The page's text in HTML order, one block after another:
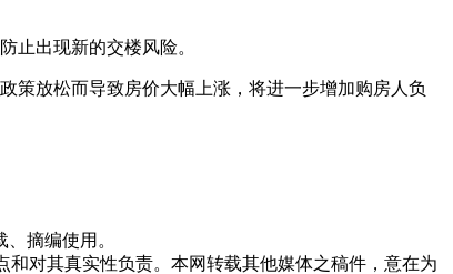
出现新的交楼风险。
放松而导致房价大幅上涨，将进一步增加购房人负
摘编使用。
对其真实性负责。本网转载其他媒体之稿件，意在为